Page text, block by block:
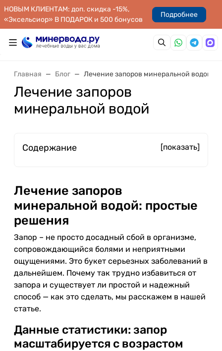
НОВЫМ КЛИЕНТАМ: доп. скидка -15%,
«Эксельсиор» В ПОДАРОК и 500 бонусов
Подробнее
Главная Блог Лечение запоров минеральной водой
Лечение запоров
минеральной водой
Содержание [показать]
Лечение запоров
минеральной водой: простые
решения
Запор – не просто досадный сбой в организме,
сопровождающийся болями и неприятными
ощущениями. Это букет серьезных заболеваний в
дальнейшем. Почему так трудно избавиться от
запора и существует ли простой и надежный
способ — как это сделать, мы расскажем в нашей
статье.
Данные статистики: запор
масштабируется с возрастом